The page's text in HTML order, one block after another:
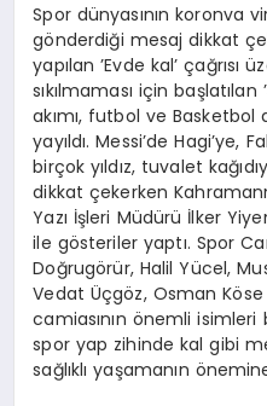
Spor dünyasının koronva
gönderdiği mesaj dikkat
yapılan ’Evde kal’ çağrısı
sıkılmaması için
akımı, futbol ve Basketbol
yayıldı. Messi’de Hagi’ye,
birçok yıldız, tuvalet
dikkat çekerken
Yazı İşleri Müdürü İlker
ile gösteriler yaptı. Spor
Doğrugörür, Halil Yücel,
Vedat Üçgöz, Osman
camiasının önemli
spor yap zihinde kal gibi
sağlıklı yaşamanın